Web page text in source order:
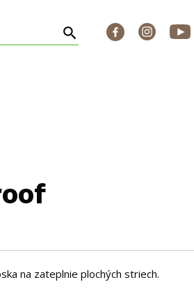
na zateplnie plochých striech.